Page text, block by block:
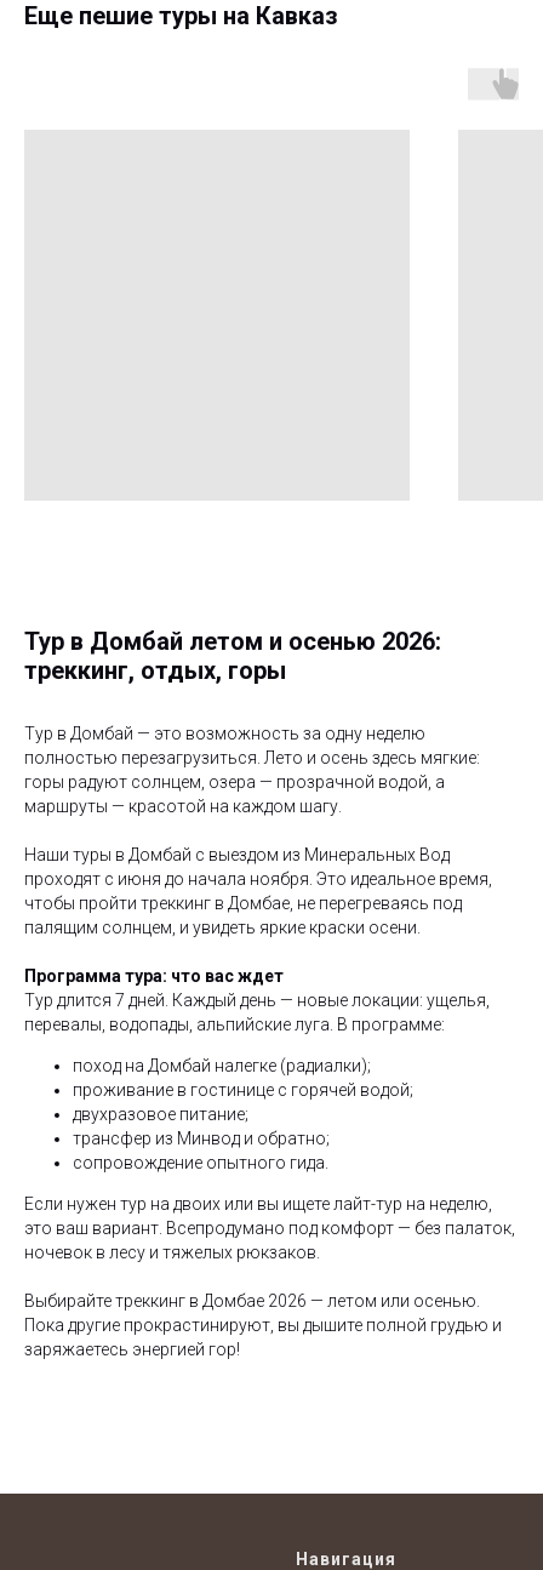
Еще пешие туры на Кавказ
Тур в Домбай летом и осенью 2026:
треккинг, отдых, горы
Тур в Домбай — это возможность за одну неделю
полностью перезагрузиться. Лето и осень здесь мягкие:
горы радуют солнцем, озера — прозрачной водой, а
маршруты — красотой на каждом шагу.
Наши туры в Домбай с выездом из Минеральных Вод
проходят с июня до начала ноября. Это идеальное время,
чтобы пройти треккинг в Домбае, не перегреваясь под
палящим солнцем, и увидеть яркие краски осени.
Программа тура: что вас ждет
Тур длится 7 дней. Каждый день — новые локации: ущелья,
перевалы, водопады, альпийские луга. В программе:
поход на Домбай налегке (радиалки);
проживание в гостинице с горячей водой;
двухразовое питание;
трансфер из Минвод и обратно;
сопровождение опытного гида.
Если нужен тур на двоих или вы ищете лайт-тур на неделю,
это ваш вариант. Всепродумано под комфорт — без палаток,
ночевок в лесу и тяжелых рюкзаков.
Выбирайте треккинг в Домбае 2026 — летом или осенью.
Пока другие прокрастинируют, вы дышите полной грудью и
заряжаетесь энергией гор!
Навигация